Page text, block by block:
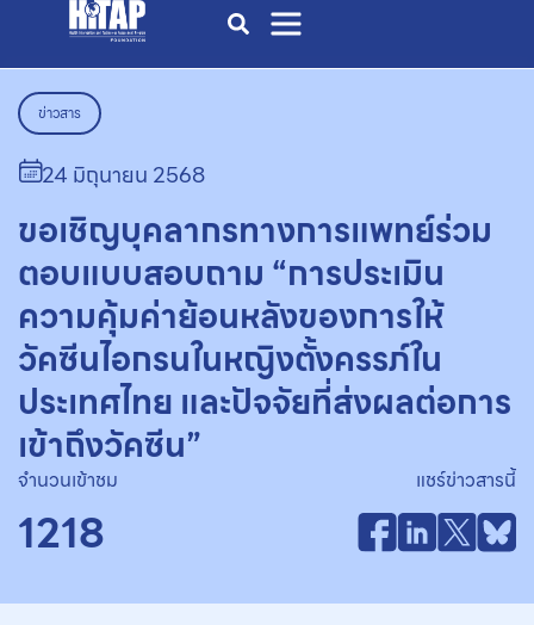
ข่าวสาร
24 มิถุนายน 2568
ขอเชิญบุคลากรทางการแพทย์ร่วม
ตอบแบบสอบถาม “การประเมิน
ความคุ้มค่าย้อนหลังของการให้
วัคซีนไอกรนในหญิงตั้งครรภ์ใน
ประเทศไทย และปัจจัยที่ส่งผลต่อการ
เข้าถึงวัคซีน”
จำนวนเข้าชม
1218
แชร์ข่าวสารนี้